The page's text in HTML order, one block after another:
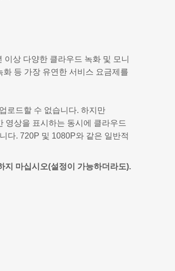
상 다양한 클라우드 녹화 및 모니
등 가장 유연한 서비스 요금제를
로드할 수 없습니다. 하지만
영상을 표시하는 동시에 클라우드
다. 720P 및 1080P와 같은 일반적
지 마십시오(설정이 가능하더라도).